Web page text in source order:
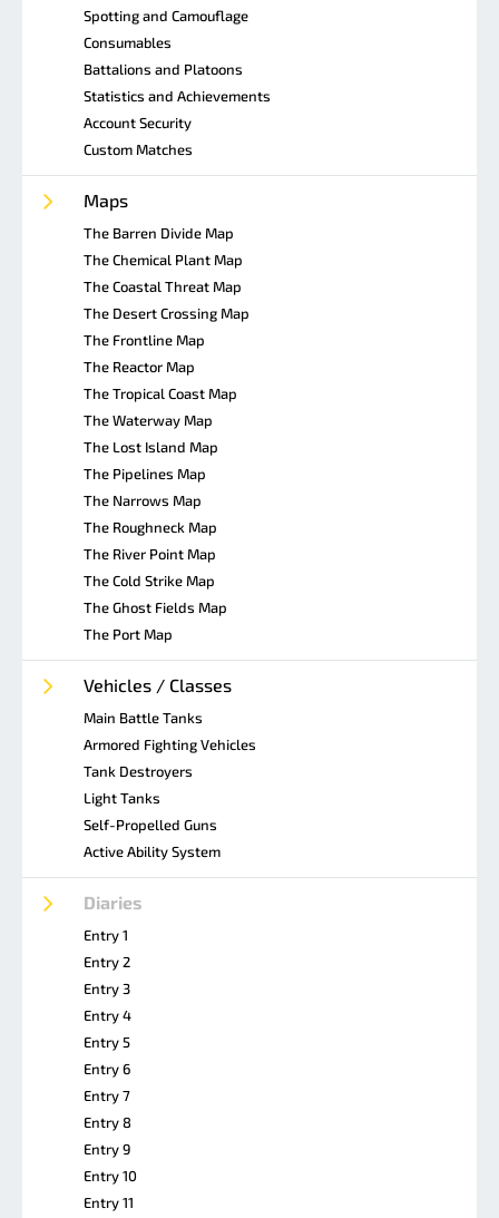
Spotting and Camouflage
Consumables
Battalions and Platoons
Statistics and Achievements
Account Security
Custom Matches
Maps
The Barren Divide Map
The Chemical Plant Map
The Coastal Threat Map
The Desert Crossing Map
The Frontline Map
The Reactor Map
The Tropical Coast Map
The Waterway Map
The Lost Island Map
The Pipelines Map
The Narrows Map
The Roughneck Map
The River Point Map
The Cold Strike Map
The Ghost Fields Map
The Port Map
Vehicles / Classes
Main Battle Tanks
Armored Fighting Vehicles
Tank Destroyers
Light Tanks
Self-Propelled Guns
Active Ability System
Diaries
Entry 1
Entry 2
Entry 3
Entry 4
Entry 5
Entry 6
Entry 7
Entry 8
Entry 9
Entry 10
Entry 11